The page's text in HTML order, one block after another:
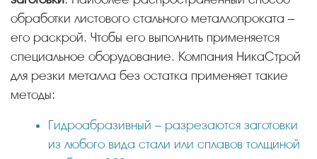
обработки листового стального металлопроката –
его раскрой. Чтобы его выполнить применяется
специальное оборудование. Компания НикаСтрой
для резки металла без остатка применяет такие
методы:
Гидроабразивный – разрезаются заготовки
из любого вида стали или сплавов толщиной